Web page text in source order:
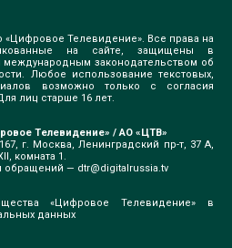
Телевидение». Все права на
на сайте, защищены в
международным законодательством об
Любое использование текстовых,
возможно только с согласия
лиц старше 16 лет.
Телевидение» / АО «ЦТВ»
г. Москва, Ленинградский пр-т, 37 А,
комната 1.
обращений — dtr@digitalrussia.tv
«Цифровое Телевидение» в
данных